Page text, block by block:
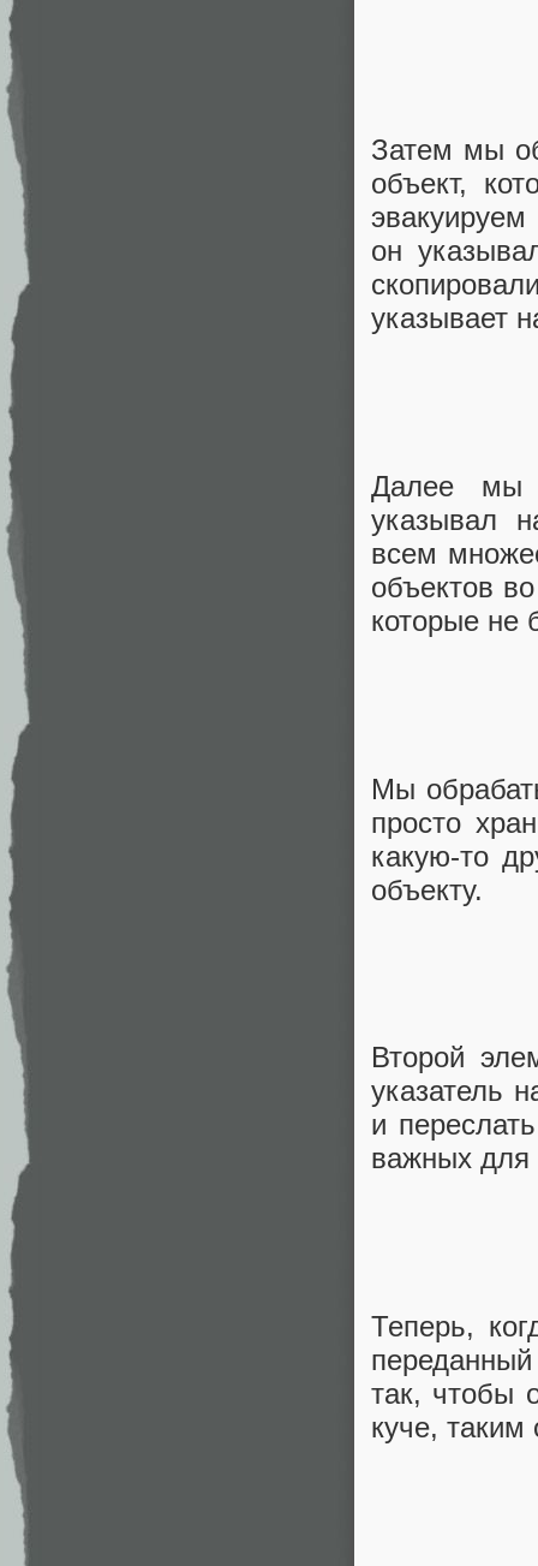
Затем мы
объект,
он
указывает
Далее мы
указывал
всем
объектов
которые не
Мы
просто
какую-то
объекту.
Второй
указатель
и
важных для
Теперь,
так, чтобы
куче, таким